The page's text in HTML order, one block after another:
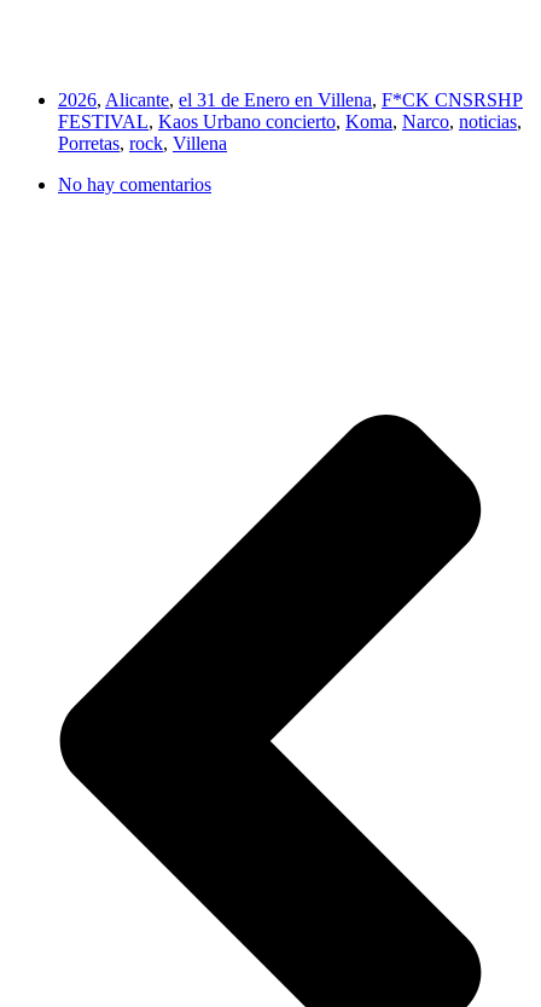
2026, Alicante, el 31 de Enero en Villena, F*CK CNSRSHP
FESTIVAL, Kaos Urbano concierto, Koma, Narco, noticias,
Porretas, rock, Villena
No hay comentarios